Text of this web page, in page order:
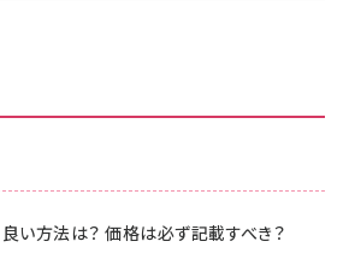
い方法は？ 価格は必ず記載すべき？